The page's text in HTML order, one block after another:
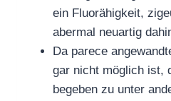
ein Fluorähigkeit,
abermal neuartig
Da parece
gar nicht möglich ist,
begeben zu unter